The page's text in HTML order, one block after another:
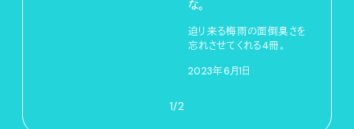
な。
迫り来る梅雨の面倒臭さを
忘れさせてくれる4冊。
2023年6月1日
1/2